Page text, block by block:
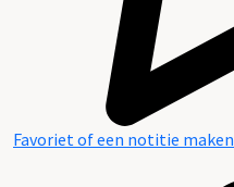
Favoriet of een notitie maken